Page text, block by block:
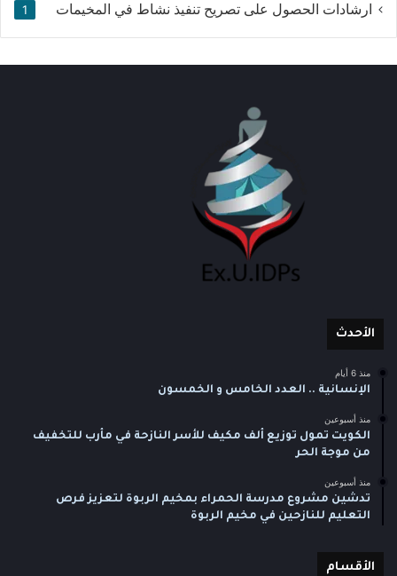
ارشادات الحصول على تصريح تنفيذ نشاط في المخيمات 1
الأحدث
منذ 6 أيام
الإنسانية .. العدد الخامس و الخمسون
منذ أسبوعين
الكويت تمول توزيع ألف مكيف للأسر النازحة في مأرب للتخفيف
من موجة الحر
منذ أسبوعين
تدشين مشروع مدرسة الحمراء بمخيم الربوة لتعزيز فرص
التعليم للنازحين في مخيم الربوة
الأقسام